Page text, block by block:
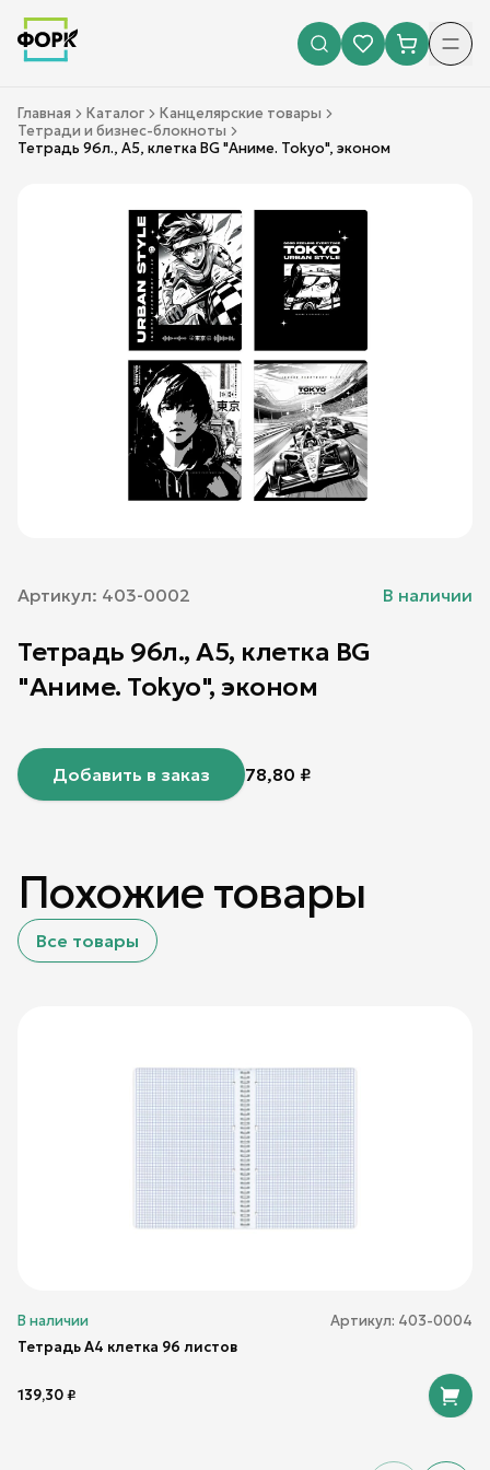
Главная Каталог
Канцелярские товары
Тетради и бизнес-блокноты
Тетрадь 96л., А5, клетка BG "Аниме. Tokyo", эконом
Артикул: 403-0002 В наличии
Тетрадь 96л., А5, клетка BG
"Аниме. Tokyo", эконом
Добавить в заказ 78,80 ₽
Похожие товары
Все товары
В наличии Артикул: 403-0004
Тетрадь А4 клетка 96 листов
139,30₽